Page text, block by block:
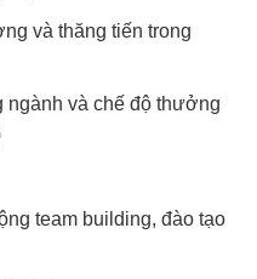
và thăng tiến trong
và chế độ thưởng
team building, đào tạo